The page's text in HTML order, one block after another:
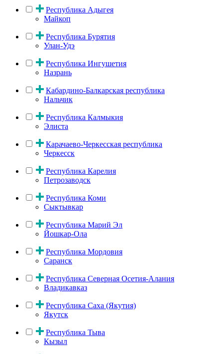
Республика Адыгея
Майкоп
Республика Бурятия
Улан-Удэ
Республика Ингушетия
Назрань
Кабардино-Балкарская республика
Нальчик
Республика Калмыкия
Элиста
Карачаево-Черкесская республика
Черкесск
Республика Карелия
Петрозаводск
Республика Коми
Сыктывкар
Республика Марий Эл
Йошкар-Ола
Республика Мордовия
Саранск
Республика Северная Осетия-Алания
Владикавказ
Республика Саха (Якутия)
Якутск
Республика Тыва
Кызыл